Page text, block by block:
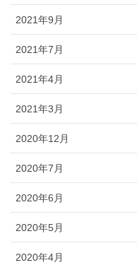
2021年9月
2021年7月
2021年4月
2021年3月
2020年12月
2020年7月
2020年6月
2020年5月
2020年4月